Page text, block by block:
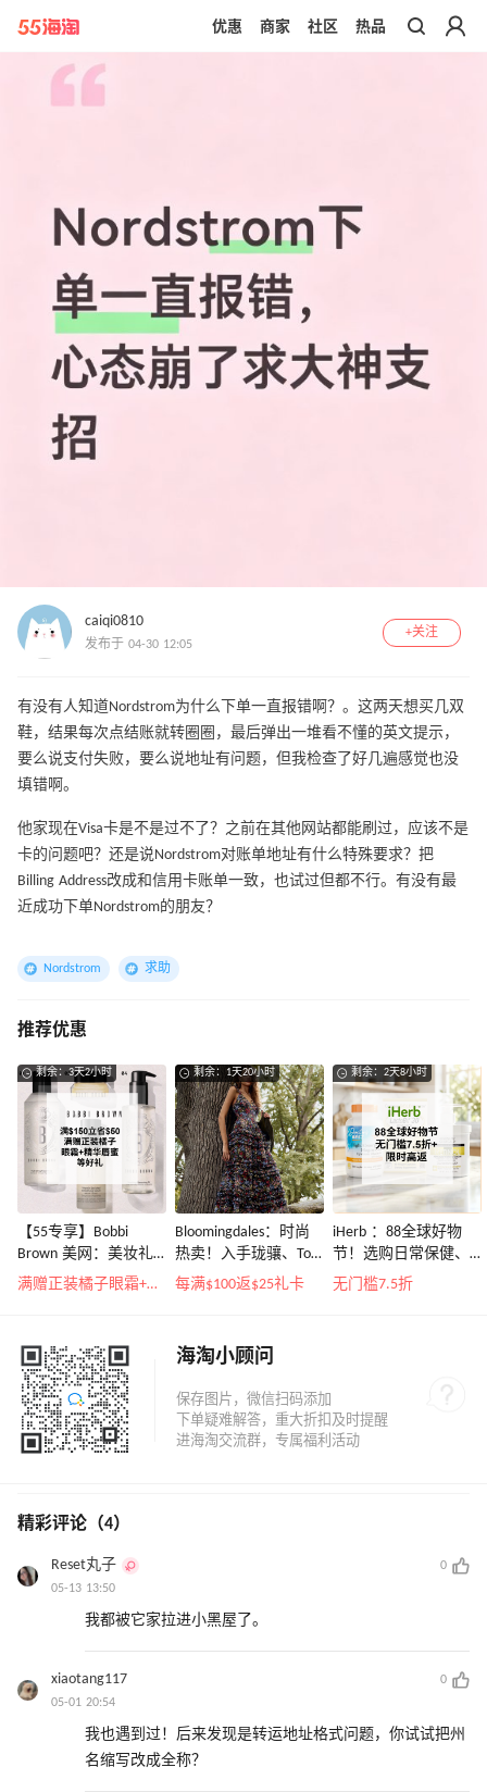
带你去官网买正品
优惠 商家 社区 热品
caiqi0810
发布于 04-30 12:05
+关注
有没有人知道Nordstrom为什么下单一直报错啊？。这两天想买几双
鞋，结果每次点结账就转圈圈，最后弹出一堆看不懂的英文提示，
要么说支付失败，要么说地址有问题，但我检查了好几遍感觉也没
填错啊。
他家现在Visa卡是不是过不了？之前在其他网站都能刷过，应该不是
卡的问题吧？还是说Nordstrom对账单地址有什么特殊要求？把
Billing Address改成和信用卡账单一致，也试过但都不行。有没有最
近成功下单Nordstrom的朋友？
Nordstrom 求助
推荐优惠
剩余：3天2小时
【55专享】Bobbi
Brown 美网：美妆礼
遇！满$150立省$50
满赠正装橘子眼霜+精华唇蜜等好礼
剩余：1天20小时
Bloomingdales：时尚
热卖！入手珑骧、Tory
Burch、拉夫劳伦等
每满$100返$25礼卡
剩余：2天8小时
iHerb ：88全球好物
节！选购日常保健、
健身补剂、护肤洗护
无门槛7.5折
海淘小顾问
精彩评论（4）
Reset丸子
0
05-13 13:50
我都被它家拉进小黑屋了。
xiaotang117
0
05-01 20:54
我也遇到过！后来发现是转运地址格式问题，你试试把州
名缩写改成全称？